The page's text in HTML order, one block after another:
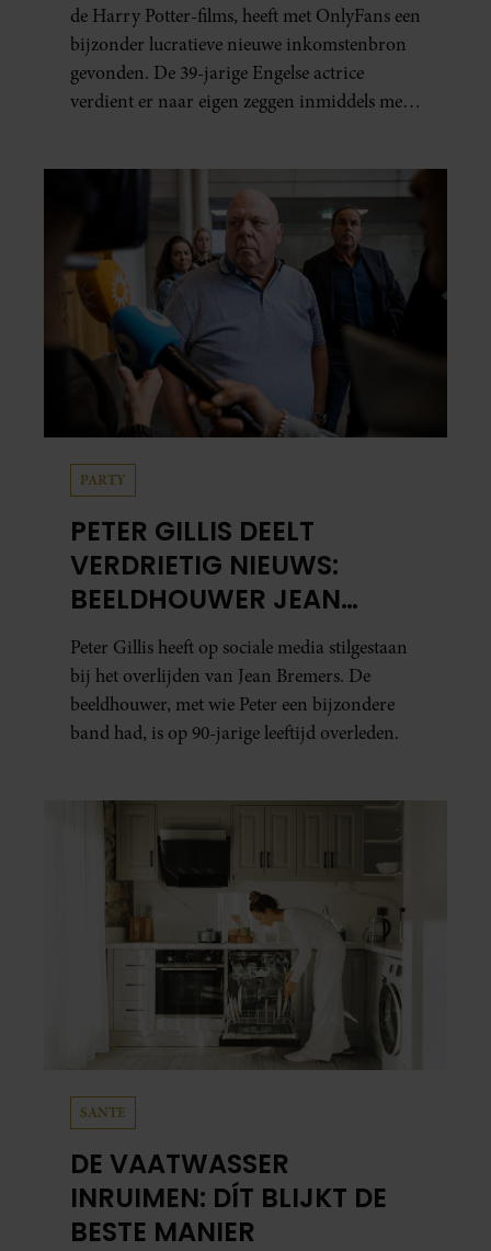
de Harry Potter-films, heeft met OnlyFans een
bijzonder lucratieve nieuwe inkomstenbron
gevonden. De 39-jarige Engelse actrice
verdient er naar eigen zeggen inmiddels meer
PARTY
PETER GILLIS DEELT
VERDRIETIG NIEUWS:
BEELDHOUWER JEAN
BREMERS (90) OVERLEDEN
Peter Gillis heeft op sociale media stilgestaan
bij het overlijden van Jean Bremers. De
beeldhouwer, met wie Peter een bijzondere
band had, is op 90-jarige leeftijd overleden.
SANTE
DE VAATWASSER
INRUIMEN: DÍT BLIJKT DE
BESTE MANIER